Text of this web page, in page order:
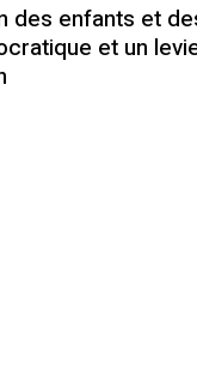
des enfants et
et un